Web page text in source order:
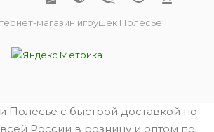
магазин игрушек Полесье
Полесье с быстрой доставкой по
России в розницу и оптом по